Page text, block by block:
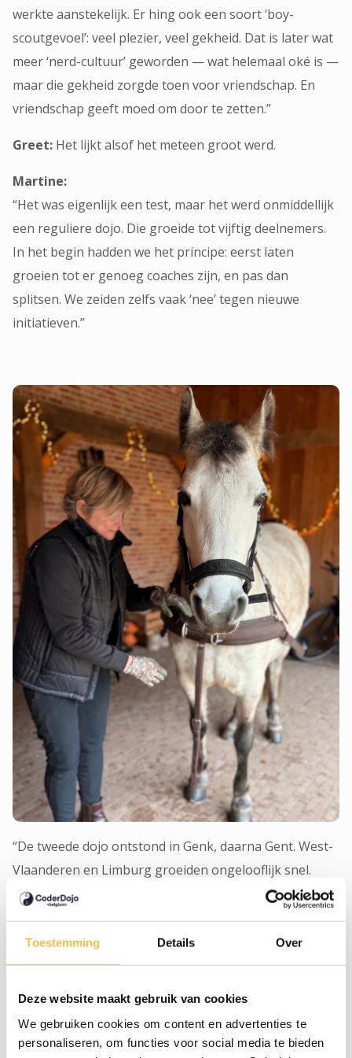
Toestemming Details Over
Deze website maakt gebruik van cookies
We gebruiken cookies om content en advertenties te
personaliseren, om functies voor social media te bieden
werkte aanstekelijk. Er hing ook een soort ‘boy-
scoutgevoel’: veel plezier, veel gekheid. Dat is later wat
meer ‘nerd-cultuur’ geworden — wat helemaal oké is —
maar die gekheid zorgde toen voor vriendschap. En
vriendschap geeft moed om door te zetten.”
Greet: Het lijkt alsof het meteen groot werd.
Martine:
“Het was eigenlijk een test, maar het werd onmiddellijk
een reguliere dojo. Die groeide tot vijftig deelnemers.
In het begin hadden we het principe: eerst laten
groeien tot er genoeg coaches zijn, en pas dan
splitsen. We zeiden zelfs vaak ‘nee’ tegen nieuwe
initiatieven.”
“De tweede dojo ontstond in Genk, daarna Gent. West-
Vlaanderen en Limburg groeiden ongelooflijk snel.
Antwerpen groeide eerst sterk op één plek en splitste
later. Coaches sprongen ook regelmatig bij in andere
dojo’s. Dat eerste anderhalf jaar hadden we geen
medewerkers.”
Greet:Dat gebeurde allemaal met vrijwilligers?
Martine: